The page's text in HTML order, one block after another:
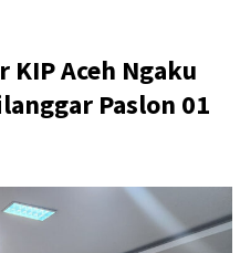
Aceh Ngaku
Paslon 01